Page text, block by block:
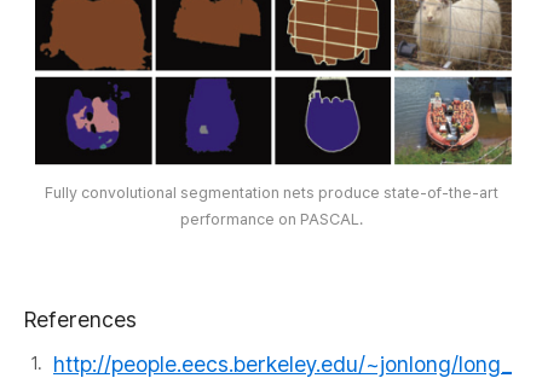
Fully convolutional segmentation nets produce state-of-the-art
performance on PASCAL.
References
http://people.eecs.berkeley.edu/~jonlong/long_